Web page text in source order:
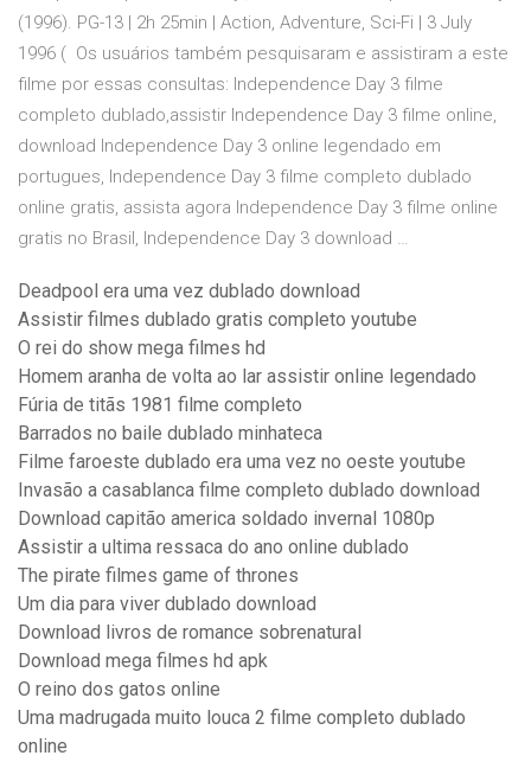
(1996). PG-13 | 2h 25min | Action, Adventure, Sci-Fi | 3 July
1996 ( Os usuários também pesquisaram e assistiram a este
filme por essas consultas: Independence Day 3 filme
completo dublado,assistir Independence Day 3 filme online,
download Independence Day 3 online legendado em
portugues, Independence Day 3 filme completo dublado
online gratis, assista agora Independence Day 3 filme online
gratis no Brasil, Independence Day 3 download …
Deadpool era uma vez dublado download
Assistir filmes dublado gratis completo youtube
O rei do show mega filmes hd
Homem aranha de volta ao lar assistir online legendado
Fúria de titãs 1981 filme completo
Barrados no baile dublado minhateca
Filme faroeste dublado era uma vez no oeste youtube
Invasão a casablanca filme completo dublado download
Download capitão america soldado invernal 1080p
Assistir a ultima ressaca do ano online dublado
The pirate filmes game of thrones
Um dia para viver dublado download
Download livros de romance sobrenatural
Download mega filmes hd apk
O reino dos gatos online
Uma madrugada muito louca 2 filme completo dublado
online